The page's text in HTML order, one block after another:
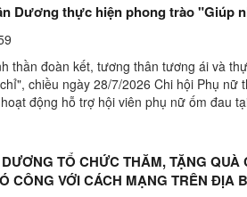
Dương thực hiện phong trào "Giúp
đoàn kết, tương thân tương ái và
chiều ngày 28/7/2026 Chi hội Phụ nữ
động hỗ trợ hội viên phụ nữ ốm đau
TỔ CHỨC THĂM, TẶNG QUÀ
CÔNG VỚI CÁCH MẠNG TRÊN ĐỊA